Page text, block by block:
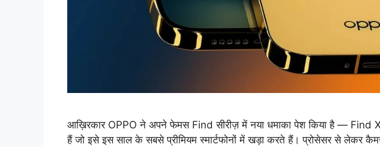
आख़िरकार OPPO ने अपने फेमस Find सीरीज़ में नया धमाका पेश किया है — Find
हैं जो इसे इस साल के सबसे प्रीमियम स्मार्टफोनों में खड़ा करते हैं। प्रोसेसर से लेकर